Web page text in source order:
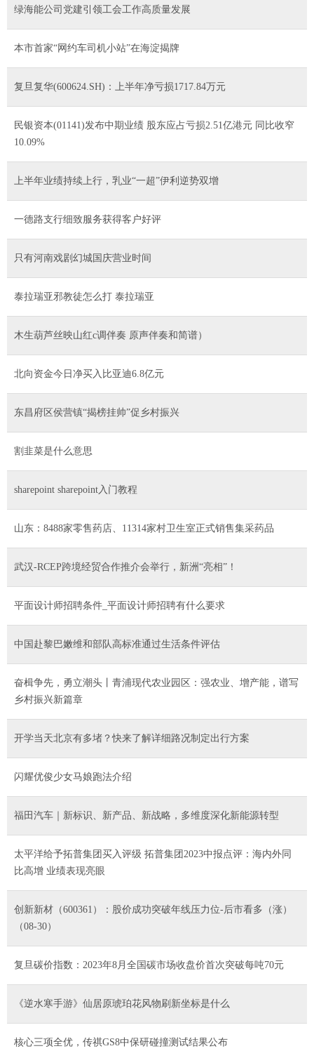
绿海能公司党建引领工会工作高质量发展
本市首家“网约车司机小站”在海淀揭牌
复旦复华(600624.SH)：上半年净亏损1717.84万元
民银资本(01141)发布中期业绩 股东应占亏损2.51亿港元 同比收窄
10.09%
上半年业绩持续上行，乳业“一超”伊利逆势双增
一德路支行细致服务获得客户好评
只有河南戏剧幻城国庆营业时间
泰拉瑞亚邪教徒怎么打 泰拉瑞亚
木生葫芦丝映山红c调伴奏 原声伴奏和简谱）
北向资金今日净买入比亚迪6.8亿元
东昌府区侯营镇“揭榜挂帅”促乡村振兴
割韭菜是什么意思
sharepoint sharepoint入门教程
山东：8488家零售药店、11314家村卫生室正式销售集采药品
武汉-RCEP跨境经贸合作推介会举行，新洲“亮相”！
平面设计师招聘条件_平面设计师招聘有什么要求
中国赴黎巴嫩维和部队高标准通过生活条件评估
奋楫争先，勇立潮头丨青浦现代农业园区：强农业、增产能，谱写
乡村振兴新篇章
开学当天北京有多堵？快来了解详细路况制定出行方案
闪耀优俊少女马娘跑法介绍
福田汽车｜新标识、新产品、新战略，多维度深化新能源转型
太平洋给予拓普集团买入评级 拓普集团2023中报点评：海内外同
比高增 业绩表现亮眼
创新新材（600361）：股价成功突破年线压力位-后市看多（涨）
（08-30）
复旦碳价指数：2023年8月全国碳市场收盘价首次突破每吨70元
《逆水寒手游》仙居原琥珀花风物刷新坐标是什么
核心三项全优，传祺GS8中保研碰撞测试结果公布